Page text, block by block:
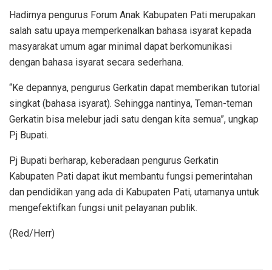
Hadirnya pengurus Forum Anak Kabupaten Pati merupakan
salah satu upaya memperkenalkan bahasa isyarat kepada
masyarakat umum agar minimal dapat berkomunikasi
dengan bahasa isyarat secara sederhana.
“Ke depannya, pengurus Gerkatin dapat memberikan tutorial
singkat (bahasa isyarat). Sehingga nantinya, Teman-teman
Gerkatin bisa melebur jadi satu dengan kita semua”, ungkap
Pj Bupati.
Pj Bupati berharap, keberadaan pengurus Gerkatin
Kabupaten Pati dapat ikut membantu fungsi pemerintahan
dan pendidikan yang ada di Kabupaten Pati, utamanya untuk
mengefektifkan fungsi unit pelayanan publik.
(Red/Herr)